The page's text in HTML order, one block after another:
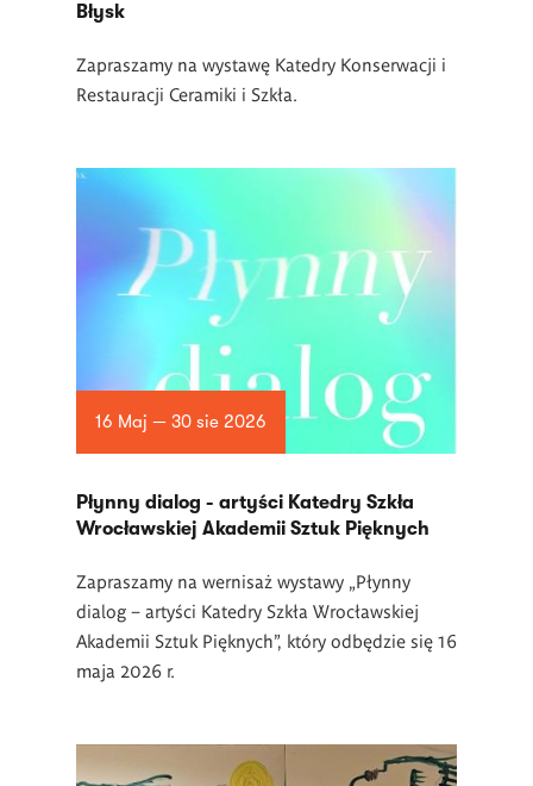
Błysk
Zapraszamy na wystawę Katedry Konserwacji i
Restauracji Ceramiki i Szkła.
16 Maj — 30 sie 2026
Płynny dialog - artyści Katedry Szkła
Wrocławskiej Akademii Sztuk Pięknych
Zapraszamy na wernisaż wystawy „Płynny
dialog – artyści Katedry Szkła Wrocławskiej
Akademii Sztuk Pięknych”, który odbędzie się 16
maja 2026 r.